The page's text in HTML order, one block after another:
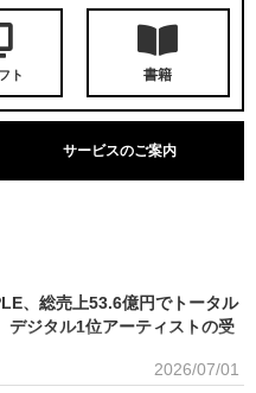
ト 書籍
サービスのご案内
、総売上53.6億円でトータル
ジタル1位アーティストの受
部門トータルランキング オリコンは7月1
2026/07/01